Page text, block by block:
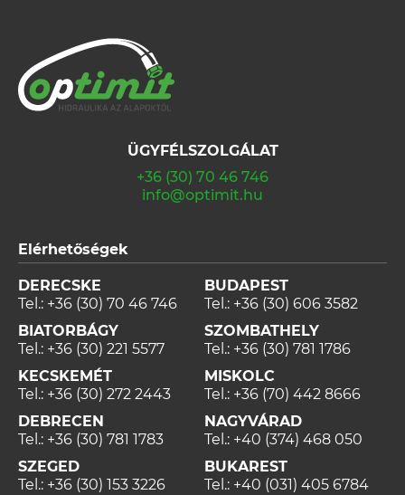
ÜGYFÉLSZOLGÁLAT
+36 (30) 70 46 746
info@optimit.hu
Elérhetőségek
DERECSKE
Tel.: +36 (30) 70 46 746
BIATORBÁGY
Tel.: +36 (30) 221 5577
KECSKEMÉT
Tel.: +36 (30) 272 2443
DEBRECEN
Tel.: +36 (30) 781 1783
SZEGED
Tel.: +36 (30) 153 3226
BUDAPEST
Tel.: +36 (30) 606 3582
SZOMBATHELY
Tel.: +36 (30) 781 1786
MISKOLC
Tel.: +36 (70) 442 8666
NAGYVÁRAD
Tel.: +40 (374) 468 050
BUKAREST
Tel.: +40 (031) 405 6784